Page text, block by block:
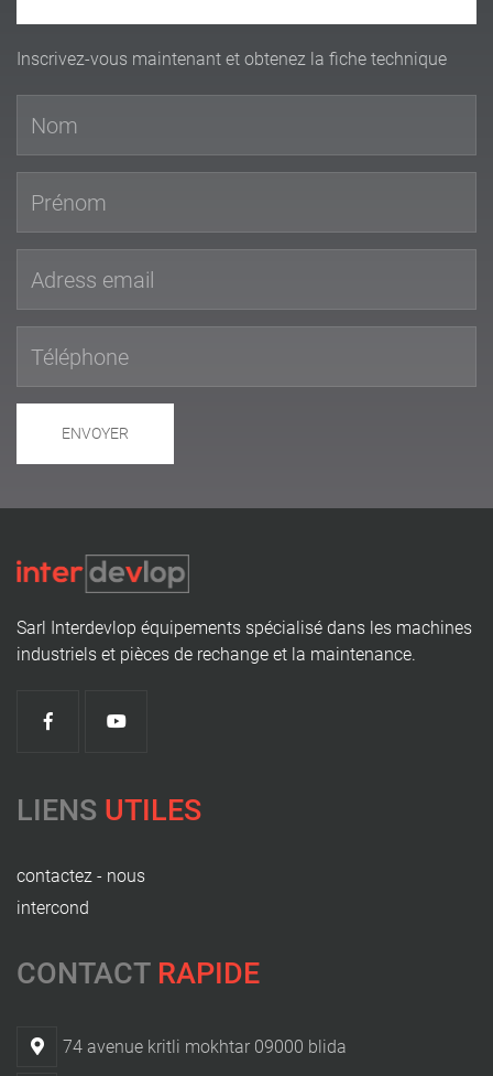
Inscrivez-vous maintenant et obtenez la fiche technique
ENVOYER
Sarl Interdevlop équipements spécialisé dans les machines
industriels et pièces de rechange et la maintenance.
LIENS UTILES
contactez - nous
intercond
CONTACT RAPIDE
74 avenue kritli mokhtar 09000 blida